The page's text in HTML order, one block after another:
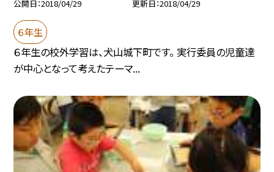
公開日 2018/04/29 更新日 2018/04/29
６年生
６年生の校外学習は、犬山城下町です。 実行委員の児童達
が中心となって考えたテーマ...